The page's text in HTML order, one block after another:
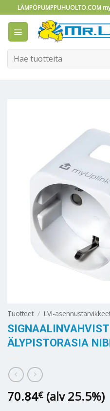
to
content
LÄMPÖPUMPPUHUOLTO.COM
Etsi:
Tuotteet / LVI-
ÄLYPISTORASIA
70.84€ (alv 25.5%)